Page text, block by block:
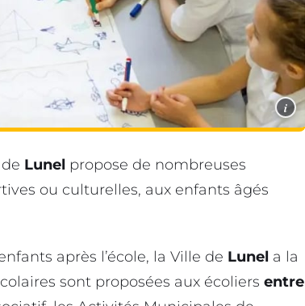
i
Lunel propose de nombreuses
ou culturelles, aux enfants âgés
après l’école, la Ville de Lunel a la
sont proposées aux écoliers entre